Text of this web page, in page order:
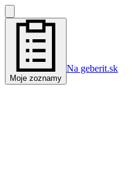
Moje zoznamy
Na geberit.sk